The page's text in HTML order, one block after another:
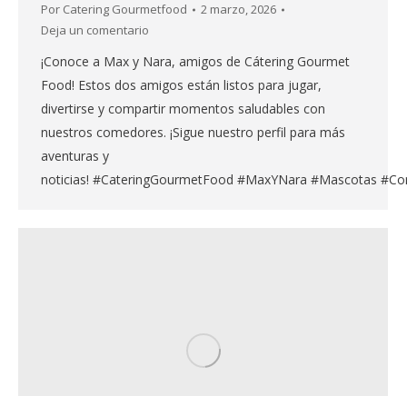
Por Catering Gourmetfood
2 marzo, 2026
Deja un comentario
¡Conoce a Max y Nara, amigos de Cátering Gourmet
Food! Estos dos amigos están listos para jugar,
divertirse y compartir momentos saludables con
nuestros comedores. ¡Sigue nuestro perfil para más
aventuras y
noticias! #CateringGourmetFood #MaxYNara #Mascotas